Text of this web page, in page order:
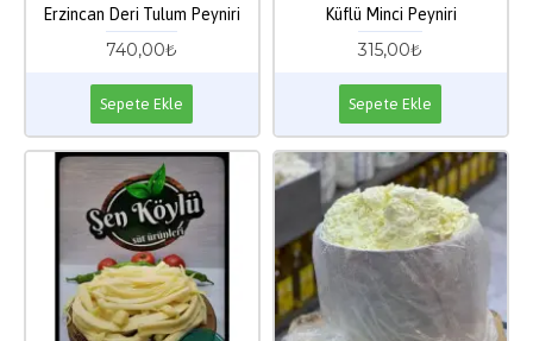
Erzincan Deri Tulum Peyniri
740,00₺
Sepete Ekle
Küflü Minci Peyniri
315,00₺
Sepete Ekle